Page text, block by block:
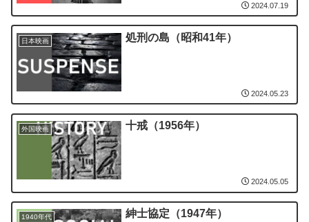
2024.07.19
日本映画 処刑の島（昭和41年）
2024.05.23
外国映画 十戒（1956年）
2024.05.05
1940年代 紳士協定（1947年）